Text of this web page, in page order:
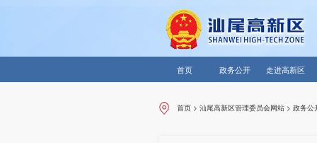
首页 政务公开 走进高新区
首页 >汕尾高新区管理委员会网站 >政务公